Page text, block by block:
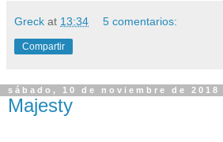
Greck at 13:34 5 comentarios:
Compartir
sábado, 10 de noviembre de 2018
Majesty